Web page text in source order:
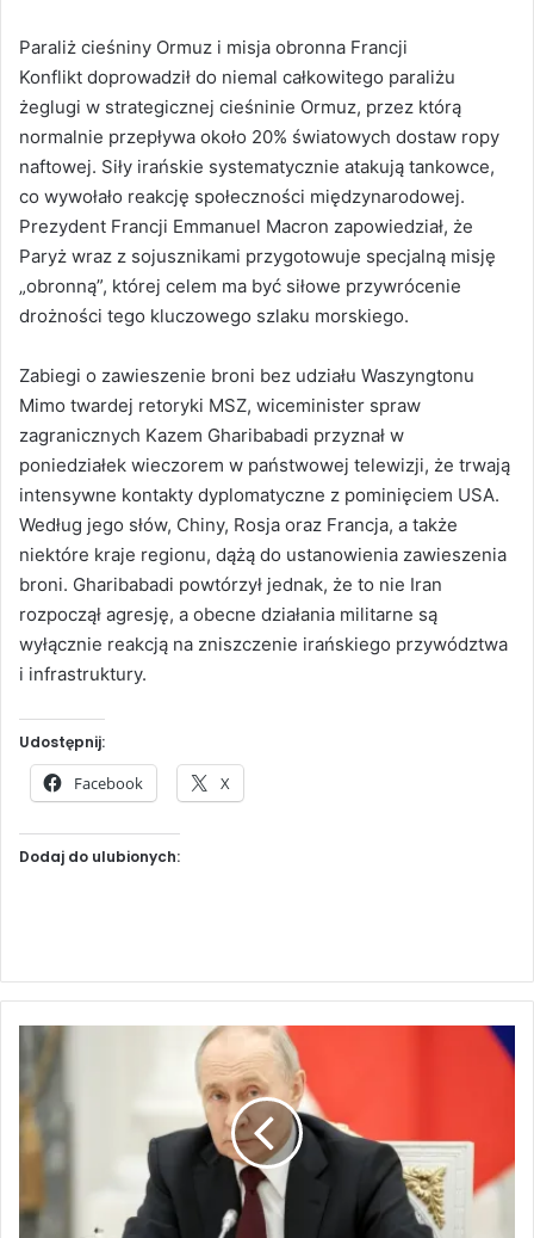
Paraliż cieśniny Ormuz i misja obronna Francji
Konflikt doprowadził do niemal całkowitego paraliżu
żeglugi w strategicznej cieśninie Ormuz, przez którą
normalnie przepływa około 20% światowych dostaw ropy
naftowej. Siły irańskie systematycznie atakują tankowce,
co wywołało reakcję społeczności międzynarodowej.
Prezydent Francji Emmanuel Macron zapowiedział, że
Paryż wraz z sojusznikami przygotowuje specjalną misję
„obronną”, której celem ma być siłowe przywrócenie
drożności tego kluczowego szlaku morskiego.
Zabiegi o zawieszenie broni bez udziału Waszyngtonu
Mimo twardej retoryki MSZ, wiceminister spraw
zagranicznych Kazem Gharibabadi przyznał w
poniedziałek wieczorem w państwowej telewizji, że trwają
intensywne kontakty dyplomatyczne z pominięciem USA.
Według jego słów, Chiny, Rosja oraz Francja, a także
niektóre kraje regionu, dążą do ustanowienia zawieszenia
broni. Gharibabadi powtórzył jednak, że to nie Iran
rozpoczął agresję, a obecne działania militarne są
wyłącznie reakcją na zniszczenie irańskiego przywództwa
i infrastruktury.
Udostępnij:
Facebook X
Dodaj do ulubionych:
k